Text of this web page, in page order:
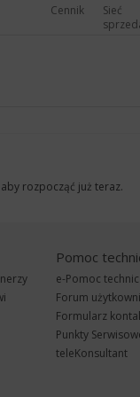
Cennik
Sieć
aby rozpocząć już teraz.
Pomoc
e-Pomoc
Forum
Formularz
Punkty
teleKonsultant